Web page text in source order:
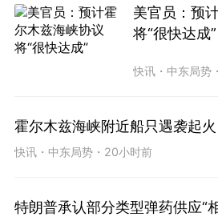
美官员：预
将“很快达成”
快讯 ・ 中东局势 ・
霍尔木兹海峡附近船只遇袭起火
快讯・ 中东局势・ 20小时前
特朗普承认部分类型弹药供应“